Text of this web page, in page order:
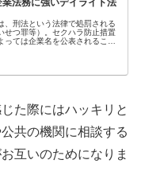
、刑法という法律で処罰される
せつ罪等）。セクハラ防止措置
ては企業名を公表されること
していきます。
た際にはハッキリと
共の機関に相談する
互いのためになりま